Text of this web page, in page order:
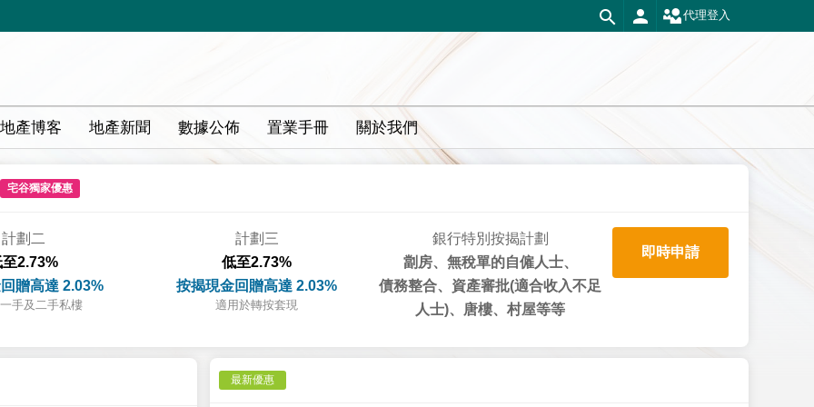
代理登入
地產博客 地產新聞 數據公佈 置業手冊 關於我們
宅谷獨家優惠
計劃二
至2.73%
贈高達 2.03%
手及二手私樓
計劃三
低至2.73%
按揭現金回贈高達 2.03%
適用於轉按套現
銀行特別按揭計劃
劏房、無稅單的自僱人士、
債務整合、資產審批(適合收入不足
人士)、唐樓、村屋等等
即時申請
最新優惠